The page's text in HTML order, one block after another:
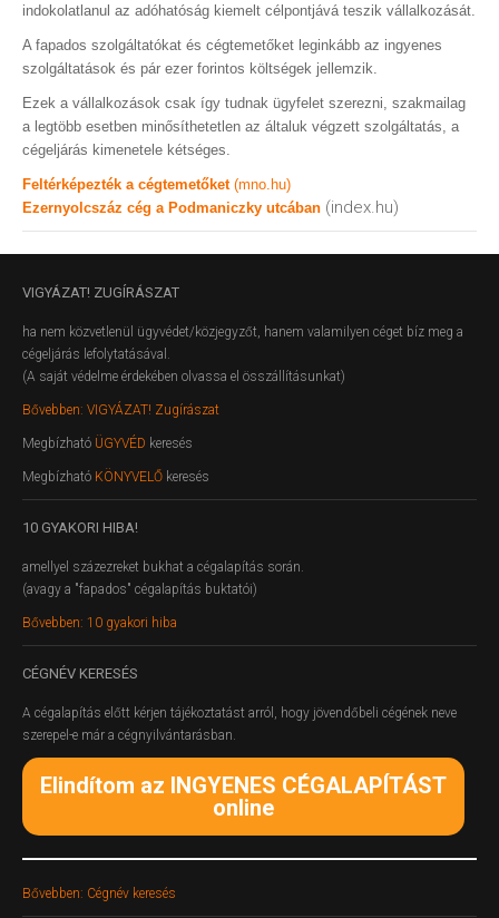
indokolatlanul az adóhatóság kiemelt célpontjává teszik vállalkozását.
A fapados szolgáltatókat és cégtemetőket leginkább az ingyenes
szolgáltatások és pár ezer forintos költségek jellemzik.
Ezek a vállalkozások csak így tudnak ügyfelet szerezni, szakmailag
a legtöbb esetben minősíthetetlen az általuk végzett szolgáltatás, a
cégeljárás kimenetele kétséges.
Feltérképezték a cégtemetőket (mno.hu)
Ezernyolcszáz cég a Podmaniczky utcában (index.hu)
VIGYÁZAT! ZUGÍRÁSZAT
ha nem közvetlenül ügyvédet/közjegyzőt, hanem valamilyen céget bíz meg a
cégeljárás lefolytatásával.
(A saját védelme érdekében olvassa el összállításunkat)
Bővebben: VIGYÁZAT! Zugírászat
Megbízható ÜGYVÉD keresés
Megbízható KÖNYVELŐ keresés
10 GYAKORI HIBA!
amellyel százezreket bukhat a cégalapítás során.
(avagy a "fapados" cégalapítás buktatói)
Bővebben: 10 gyakori hiba
CÉGNÉV KERESÉS
A cégalapítás előtt kérjen tájékoztatást arról, hogy jövendőbeli cégének neve
szerepel-e már a cégnyilvántarásban.
Elindítom az INGYENES CÉGALAPÍTÁST
online
Bővebben: Cégnév keresés